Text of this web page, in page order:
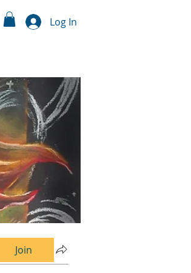
Log In
Join